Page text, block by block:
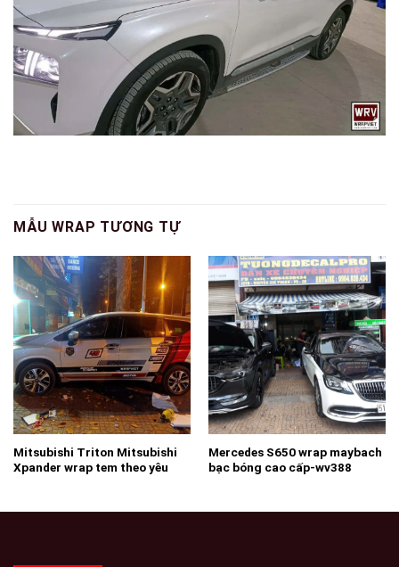
MẪU WRAP TƯƠNG TỰ
Mitsubishi Triton Mitsubishi
Xpander wrap tem theo yêu
Mercedes S650 wrap maybach
bạc bóng cao cấp-wv388